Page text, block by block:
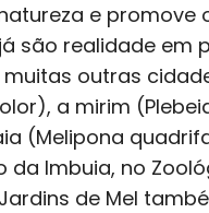
e
são realidade
outras
a mirim
(Melipona
da Imbuia, no
de Mel